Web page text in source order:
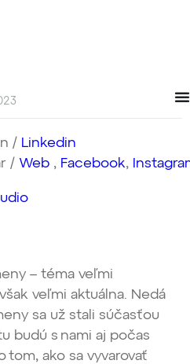
/ Linkedin
/ Web , Facebook,
– téma veľmi
veľmi aktuálna. Nedá
sa už stali súčasťou
budú s nami aj počas
tom, ako sa vyvarovať